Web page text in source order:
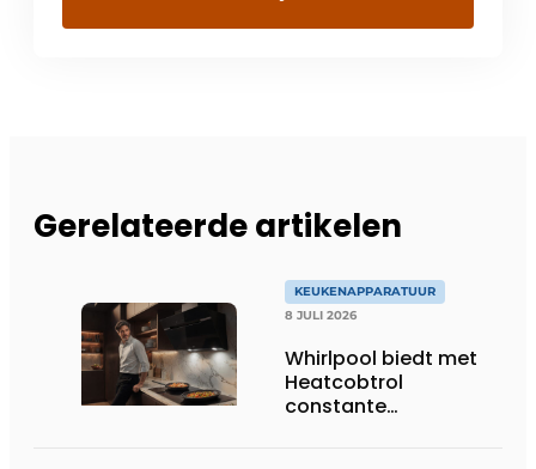
Gerelateerde artikelen
KEUKENAPPARATUUR
8 JULI 2026
Whirlpool biedt met
Heatcobtrol
constante